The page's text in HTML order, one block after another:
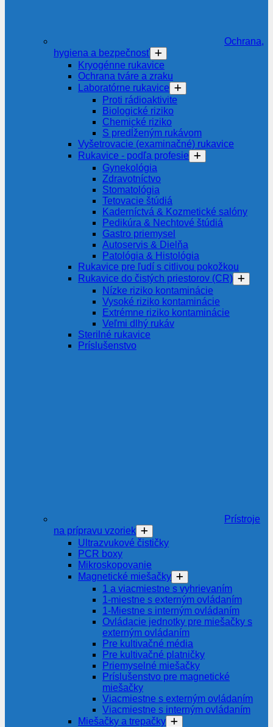
Ochrana,
hygiena a bezpečnosť
Kryogénne rukavice
Ochrana tváre a zraku
Laboratórne rukavice
Proti rádioaktivite
Biologické riziko
Chemické riziko
S predĺženým rukávom
Vyšetrovacie (examinačné) rukavice
Rukavice - podľa profesie
Gynekológia
Zdravotníctvo
Stomatológia
Tetovacie štúdiá
Kaderníctvá & Kozmetické salóny
Pedikúra & Nechtové štúdiá
Gastro priemysel
Autoservis & Dielňa
Patológia & Histológia
Rukavice pre ľudí s citlivou pokožkou
Rukavice do čistých priestorov (CR)
Nízke riziko kontaminácie
Vysoké riziko kontaminácie
Extrémne riziko kontaminácie
Veľmi dlhý rukáv
Sterilné rukavice
Príslušenstvo
Prístroje
na prípravu vzoriek
Ultrazvukové čističky
PCR boxy
Mikroskopovanie
Magnetické miešačky
1 a viacmiestne s vyhrievaním
1-miestne s externým ovládaním
1-Miestne s interným ovládaním
Ovládacie jednotky pre miešačky s
externým ovládaním
Pre kultivačné média
Pre kultivačné platničky
Priemyselné miešačky
Príslušenstvo pre magnetické
miešačky
Viacmiestne s externým ovládaním
Viacmiestne s interným ovládaním
Miešačky a trepačky